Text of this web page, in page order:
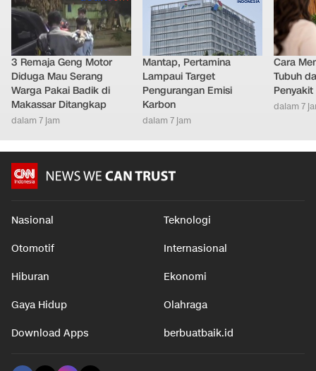
3 Remaja Geng Motor
Diduga Mau Serang
Warga Pakai Badik di
Makassar Ditangkap
dalam 7 jam
Mantap, Pertamina
Lampaui Target
Pengurangan Emisi
Karbon
dalam 7 jam
Cara
Tubuh
dalam 7
Nasional Teknologi
Otomotif Internasional
Hiburan Ekonomi
Gaya Hidup Olahraga
Download Apps berbuatbaik.id